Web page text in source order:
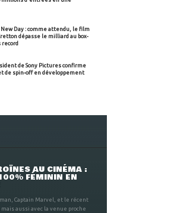
New Day : comme attendu, le film
dépasse le milliard au box-
record
de Sony Pictures confirme
de spin-off en développement
AU CINÉMA :
FÉMININ EN
Captain Marvel, et le récent
aussi avec la venue proche